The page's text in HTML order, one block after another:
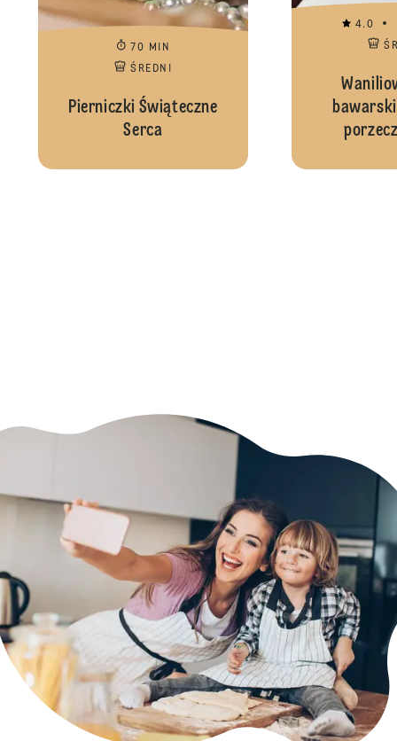
70 MIN
ŚREDNI
Pierniczki Świąteczne
Serca
4.0